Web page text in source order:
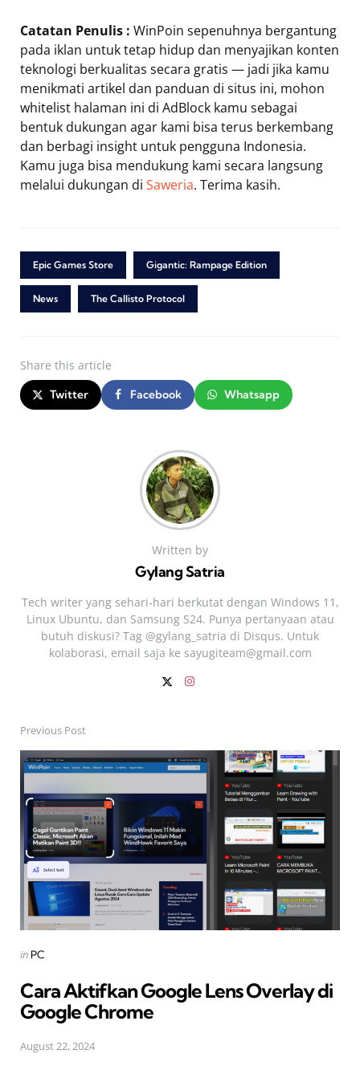
Catatan Penulis : WinPoin sepenuhnya bergantung
pada iklan untuk tetap hidup dan menyajikan konten
teknologi berkualitas secara gratis — jadi jika kamu
menikmati artikel dan panduan di situs ini, mohon
whitelist halaman ini di AdBlock kamu sebagai
bentuk dukungan agar kami bisa terus berkembang
dan berbagi insight untuk pengguna Indonesia.
Kamu juga bisa mendukung kami secara langsung
melalui dukungan di Saweria. Terima kasih.
Epic Games Store Gigantic: Rampage Edition
News The Callisto Protocol
Share this article
Twitter Facebook Whatsapp
Written by
Gylang Satria
Tech writer yang sehari‑hari berkutat dengan Windows 11,
Linux Ubuntu, dan Samsung S24. Punya pertanyaan atau
butuh diskusi? Tag @gylang_satria di Disqus. Untuk
kolaborasi, email saja ke sayugiteam@gmail.com
Post
navigation
Previous Post
Posted
in PC
Cara Aktifkan Google Lens Overlay di
Google Chrome
August 22, 2024